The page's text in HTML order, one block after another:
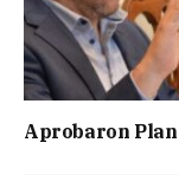
Aprobaron